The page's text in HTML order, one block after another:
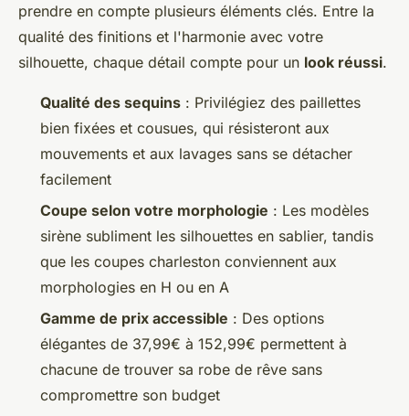
prendre en compte plusieurs éléments clés. Entre la
qualité des finitions et l'harmonie avec votre
silhouette, chaque détail compte pour un look réussi.
Qualité des sequins : Privilégiez des paillettes
bien fixées et cousues, qui résisteront aux
mouvements et aux lavages sans se détacher
facilement
Coupe selon votre morphologie : Les modèles
sirène subliment les silhouettes en sablier, tandis
que les coupes charleston conviennent aux
morphologies en H ou en A
Gamme de prix accessible : Des options
élégantes de 37,99€ à 152,99€ permettent à
chacune de trouver sa robe de rêve sans
compromettre son budget